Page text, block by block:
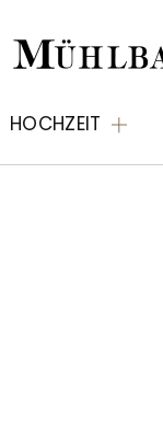
HOCHZEIT